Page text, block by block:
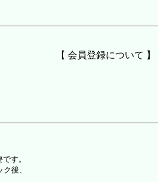
【 会員登録について 】
す。
後、